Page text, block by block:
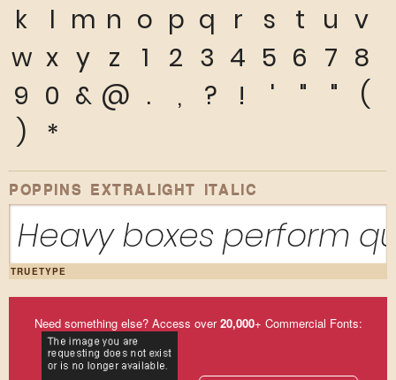
k
l m n o p q r s t u v
w x y z 1 2 3 4 5 6 7 8
9 0 & @ . , ? ! ' " "
(
)
*
POPPINS EXTRALIGHT ITALIC
Heavy boxes perform
TRUETYPE
Need something else? Access over20,000+ Commercial Fonts: